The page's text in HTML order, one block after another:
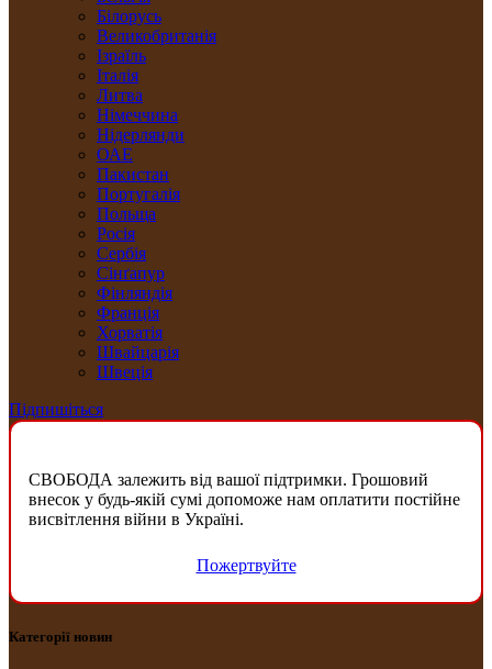
Білорусь
Великобританія
Ізраїль
Італія
Литва
Німеччина
Нідерлянди
ОАЕ
Пакистан
Португалія
Польща
Росія
Сербія
Сінґапур
Фінляндія
Франція
Хорватія
Швайцарія
Швеція
Підпишіться
СВОБОДА залежить від вашої підтримки. Грошовий
внесок у будь-якій сумі допоможе нам оплатити постійне
висвітлення війни в Україні.
Пожертвуйте
Категорії новин